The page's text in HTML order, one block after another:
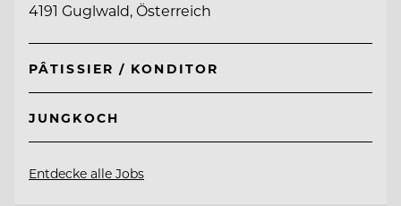
4191 Guglwald, Österreich
PÂTISSIER / KONDITOR
JUNGKOCH
Entdecke alle Jobs